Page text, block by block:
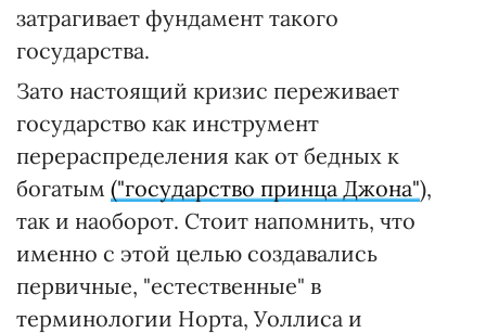
затрагивает фундамент такого
государства.
Зато настоящий кризис переживает
государство как инструмент
перераспределения как от бедных к
богатым ("государство принца Джона"),
так и наоборот. Стоит напомнить, что
именно с этой целью создавались
первичные, "естественные" в
терминологии Норта, Уоллиса и